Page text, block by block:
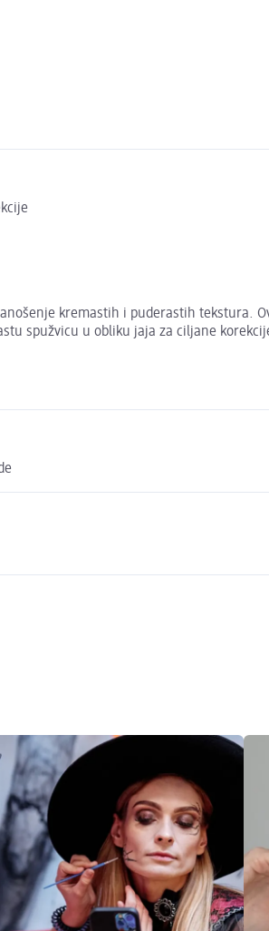
kremastih i puderastih tekstura.
spužvicu u obliku jaja za ciljane